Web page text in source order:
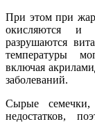
При этом при
окисляются и
разрушаются
температуры
включая
заболеваний.
Сырые
недостатков,